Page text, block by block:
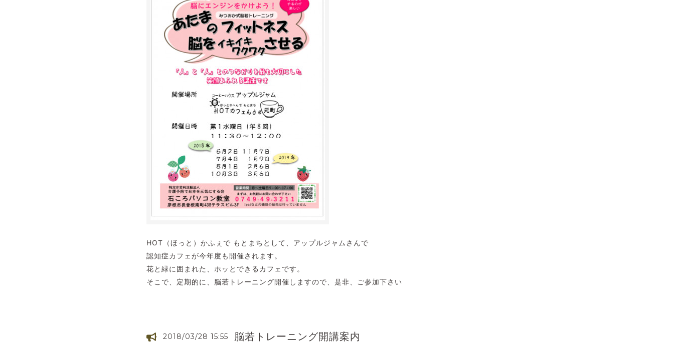
HOT（ほっと）かふぇで もとまちとして、アップルジャムさんで
認知症カフェが今年度も開催されます。
花と緑に囲まれた、ホッとできるカフェです。
そこで、定期的に、脳若トレーニング開催しますので、是非、ご参加下さい
2018/03/28 15:55 脳若トレーニング開講案内